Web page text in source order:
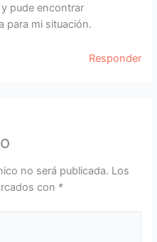
pude encontrar
para mi situación.
Responder
no será publicada. Los
con *